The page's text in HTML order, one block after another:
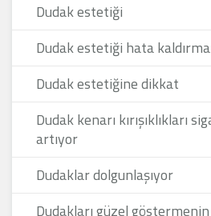
Dudak estetiği
Dudak estetiği hata
Dudak estetiğine dikkat
Dudak kenarı kırışıklıkları
artıyor
Dudaklar dolgunlaşıyor
Dudakları güzel